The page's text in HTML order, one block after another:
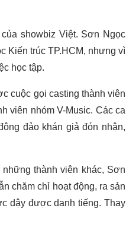
showbiz Việt. Sơn Ngọc
Kiến trúc TP.HCM, nhưng vì
học tập.
cuộc gọi casting thành viên
viên nhóm V-Music. Các ca
đảo khán giả đón nhận,
thành viên khác, Sơn
chăm chỉ hoạt động, ra sản
dậy được danh tiếng. Thay